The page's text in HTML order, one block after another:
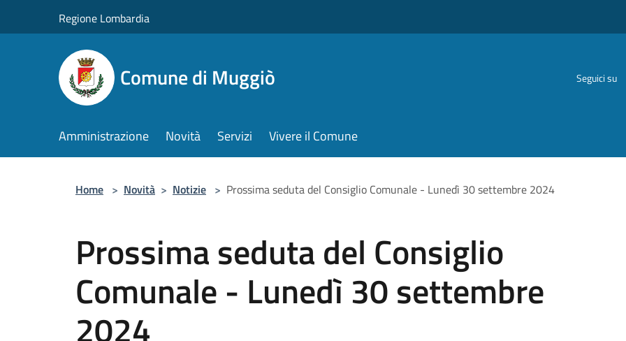
Regione Lombardia
Comune di Muggiò Seguici su
Amministrazione Novità Servizi Vivere il Comune
Home > Novità > Notizie > Prossima seduta del Consiglio Comunale - Lunedì 30 settembre 2024
Prossima seduta del Consiglio
Comunale - Lunedì 30 settembre
2024